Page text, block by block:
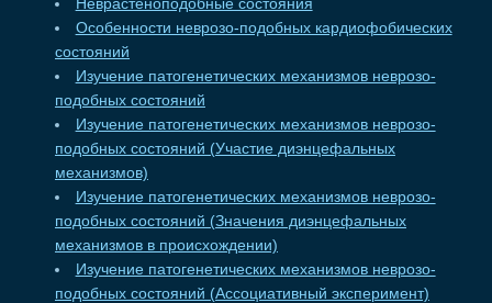
Неврастеноподобные состояния
Особенности неврозо-подобных кардиофобических
состояний
Изучение патогенетических механизмов неврозо-
подобных состояний
Изучение патогенетических механизмов неврозо-
подобных состояний (Участие диэнцефальных
механизмов)
Изучение патогенетических механизмов неврозо-
подобных состояний (Значения диэнцефальных
механизмов в происхождении)
Изучение патогенетических механизмов неврозо-
подобных состояний (Ассоциативный эксперимент)